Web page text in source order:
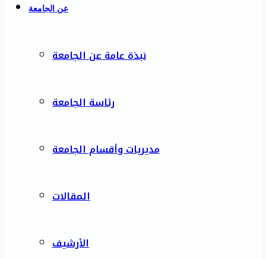
عن الجامعة
نبذة عامة عن الجامعة
رئاسة الجامعة
مديريات وأقسام الجامعة
المقالات
الأرشيف